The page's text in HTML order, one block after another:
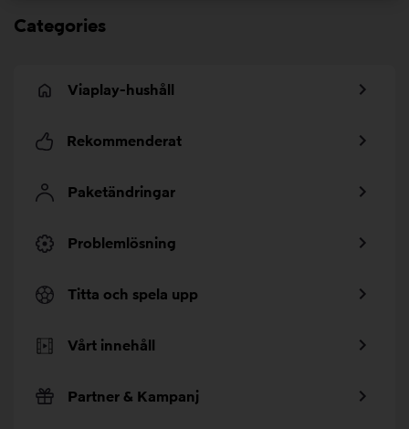
Categories
Viaplay-hushåll
Rekommenderat
Paketändringar
Problemlösning
Titta och spela upp
Vårt innehåll
Partner & Kampanj